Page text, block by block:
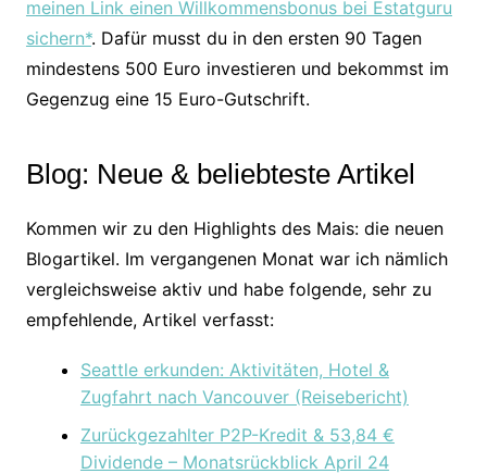
meinen Link einen Willkommensbonus bei Estatguru
sichern*. Dafür musst du in den ersten 90 Tagen
mindestens 500 Euro investieren und bekommst im
Gegenzug eine 15 Euro-Gutschrift.
Blog: Neue & beliebteste Artikel
Kommen wir zu den Highlights des Mais: die neuen
Blogartikel. Im vergangenen Monat war ich nämlich
vergleichsweise aktiv und habe folgende, sehr zu
empfehlende, Artikel verfasst:
Seattle erkunden: Aktivitäten, Hotel &
Zugfahrt nach Vancouver (Reisebericht)
Zurückgezahlter P2P-Kredit & 53,84 €
Dividende – Monatsrückblick April 24